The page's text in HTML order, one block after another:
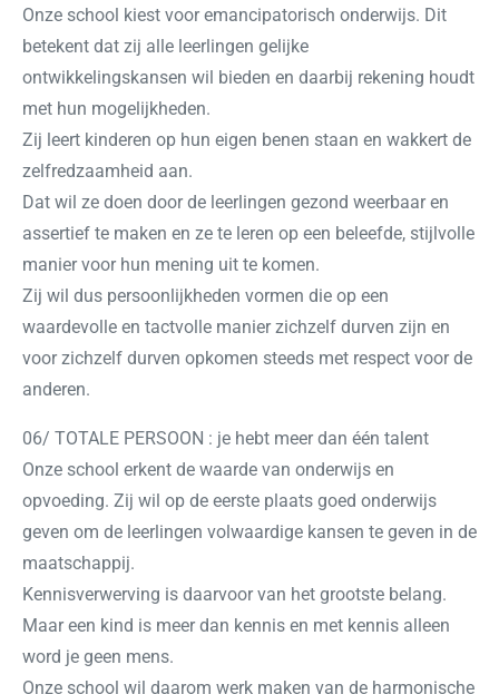
Onze school kiest voor emancipatorisch onderwijs. Dit
betekent dat zij alle leerlingen gelijke
ontwikkelingskansen wil bieden en daarbij rekening houdt
met hun mogelijkheden.
Zij leert kinderen op hun eigen benen staan en wakkert de
zelfredzaamheid aan.
Dat wil ze doen door de leerlingen gezond weerbaar en
assertief te maken en ze te leren op een beleefde, stijlvolle
manier voor hun mening uit te komen.
Zij wil dus persoonlijkheden vormen die op een
waardevolle en tactvolle manier zichzelf durven zijn en
voor zichzelf durven opkomen steeds met respect voor de
anderen.
06/ TOTALE PERSOON : je hebt meer dan één talent
Onze school erkent de waarde van onderwijs en
opvoeding. Zij wil op de eerste plaats goed onderwijs
geven om de leerlingen volwaardige kansen te geven in de
maatschappij.
Kennisverwerving is daarvoor van het grootste belang.
Maar een kind is meer dan kennis en met kennis alleen
word je geen mens.
Onze school wil daarom werk maken van de harmonische